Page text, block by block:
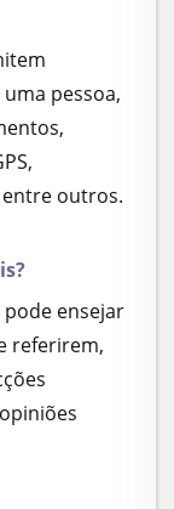
pessoa,
outros.
ensejar
referirem,